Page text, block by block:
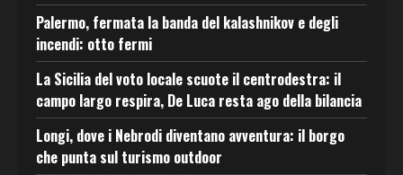
Palermo, fermata la banda del kalashnikov e degli
incendi: otto fermi
La Sicilia del voto locale scuote il centrodestra: il
campo largo respira, De Luca resta ago della bilancia
Longi, dove i Nebrodi diventano avventura: il borgo
che punta sul turismo outdoor